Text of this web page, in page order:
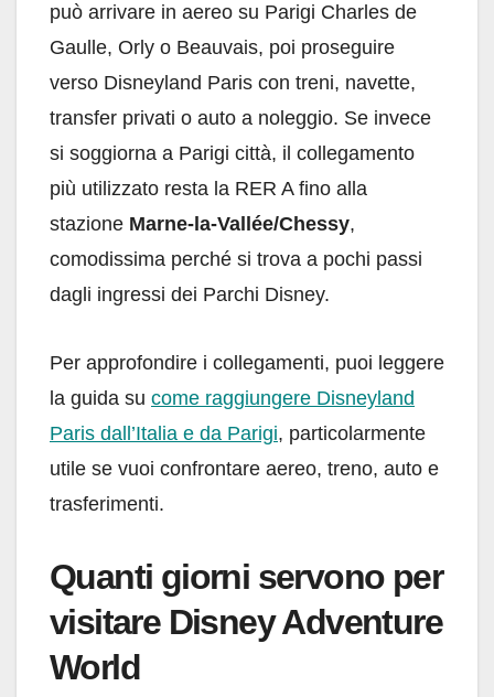
può arrivare in aereo su Parigi Charles de
Gaulle, Orly o Beauvais, poi proseguire
verso Disneyland Paris con treni, navette,
transfer privati o auto a noleggio. Se invece
si soggiorna a Parigi città, il collegamento
più utilizzato resta la RER A fino alla
stazione Marne-la-Vallée/Chessy,
comodissima perché si trova a pochi passi
dagli ingressi dei Parchi Disney.
Per approfondire i collegamenti, puoi leggere
la guida su come raggiungere Disneyland
Paris dall’Italia e da Parigi, particolarmente
utile se vuoi confrontare aereo, treno, auto e
trasferimenti.
Quanti giorni servono per
visitare Disney Adventure
World